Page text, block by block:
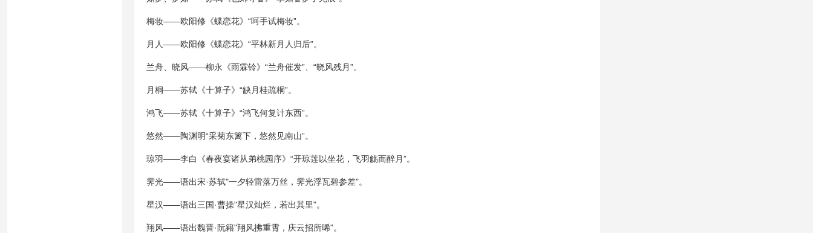
梅妆——欧阳修《蝶恋花》“呵手试梅妆”。
月人——欧阳修《蝶恋花》“平林新月人归后”。
兰舟、晓风——柳永《雨霖铃》“兰舟催发”、“晓风残月”。
月桐——苏轼《十算子》“缺月桂疏桐”。
鸿飞——苏轼《十算子》“鸿飞何复计东西”。
悠然——陶渊明“采菊东篱下，悠然见南山”。
琼羽——李白《春夜宴诸从弟桃园序》“开琼莲以坐花，飞羽觞而醉月”。
霁光——语出宋·苏轼"一夕轻雷落万丝，霁光浮瓦碧参差"。
星汉——语出三国·曹操"星汉灿烂，若出其里"。
翔风——语出魏晋·阮籍"翔风拂重霄，庆云招所唏"。